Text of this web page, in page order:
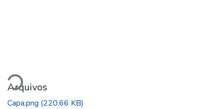
Arquivos
Capa.png (220.66 KB)